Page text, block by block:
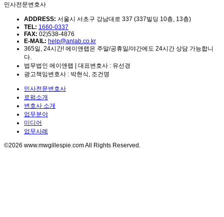
민사전문변호사
ADDRESS: 서울시 서초구 강남대로 337 (337빌딩 10층, 13층)
TEL: 1660-0337
FAX: 02)538-4876
E-MAIL: help@anlab.co.kr
365일, 24시간! 에이앤랩은 주말/공휴일/야간에도 24시간 상담 가능합니
다.
법무법인 에이앤랩 | 대표변호사 : 유선경
광고책임변호사 : 박현식, 조건명
민사전문변호사
로펌소개
변호사 소개
업무분야
미디어
업무사례
©2026 www.mwgillespie.com All Rights Reserved.